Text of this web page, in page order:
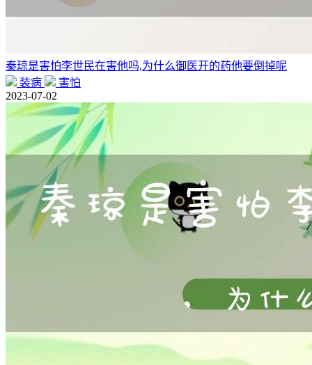
秦琼是害怕李世民在害他吗,为什么御医开的药他要倒掉呢
装病
害怕
2023-07-02